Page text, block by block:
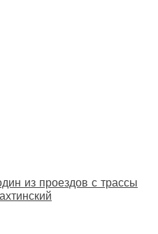
из проездов с трассы